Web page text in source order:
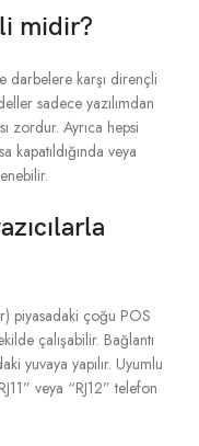
midir?
darbelere karşı dirençli
sadece yazılımdan
zordur. Ayrıca hepsi
kapatıldığında veya
piyasadaki çoğu POS
çalışabilir. Bağlantı
yuvaya yapılır. Uyumlu
veya “RJ12” telefon